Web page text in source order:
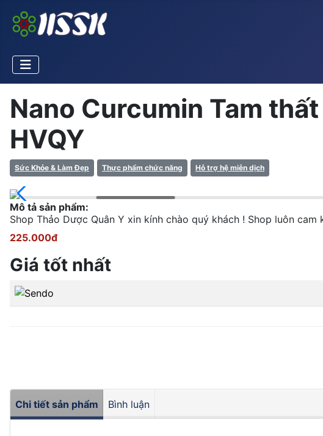
Nano Curcumin Tam
HVQY
Sức Khỏe & Làm Đẹp Thực phẩm chức năng Hỗ trợ hệ miễn dịch
Mô tả sản phẩm:
Shop Thảo Dược Quân Y xin kính chào quý khách ! Shop luôn
225.000đ
Giá tốt nhất
Chi tiết sản phẩm Bình luận